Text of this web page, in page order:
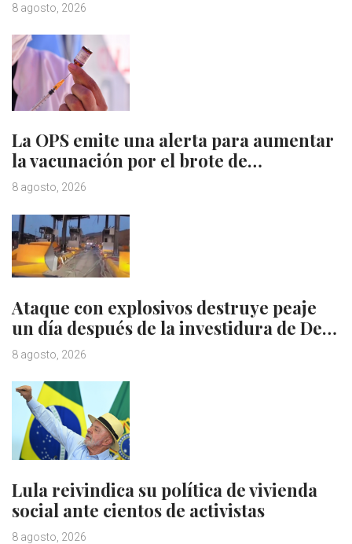
8 agosto, 2026
La OPS emite una alerta para aumentar
la vacunación por el brote de…
8 agosto, 2026
Ataque con explosivos destruye peaje
un día después de la investidura de De…
8 agosto, 2026
Lula reivindica su política de vivienda
social ante cientos de activistas
8 agosto, 2026